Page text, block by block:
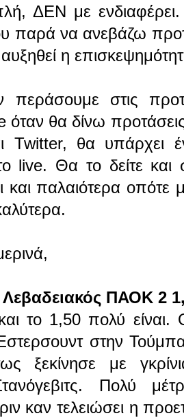
ΔΕΝ με
παρά να ανεβάζω
αυξηθεί η
περάσουμε στις
όταν θα δίνω
Twitter, θα υπάρχει
live. Θα το δείτε και
και παλαιότερα
Λεβαδειακός ΠΑΟΚ 2
το 1,50 πολύ
Εστερσουντ στην
ξεκίνησε με
Πολύ
καν τελειώσει η